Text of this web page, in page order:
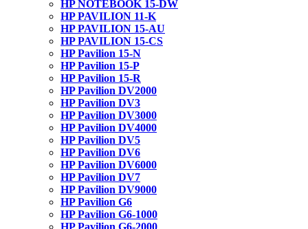
HP NOTEBOOK 15-DW
HP PAVILION 11-K
HP PAVILION 15-AU
HP PAVILION 15-CS
HP Pavilion 15-N
HP Pavilion 15-P
HP Pavilion 15-R
HP Pavilion DV2000
HP Pavilion DV3
HP Pavilion DV3000
HP Pavilion DV4000
HP Pavilion DV5
HP Pavilion DV6
HP Pavilion DV6000
HP Pavilion DV7
HP Pavilion DV9000
HP Pavilion G6
HP Pavilion G6-1000
HP Pavilion G6-2000